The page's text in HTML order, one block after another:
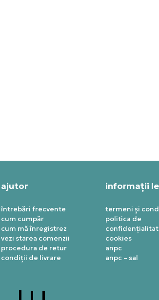
ajutor
întrebări frecvente
cum cumpăr
cum mă înregistrez
vezi starea comenzii
procedura de retur
condiții de livrare
informații
termeni și
politica de
cookies
anpc
anpc – sal